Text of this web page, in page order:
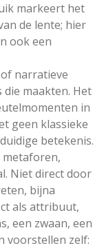
markeert het
de lente; hier
ook een
of narratieve
maakten. Het
in
geen klassieke
betekenis.
metaforen,
Niet direct door
bijna
als attribuut,
een zwaan, een
voorstellen zelf: